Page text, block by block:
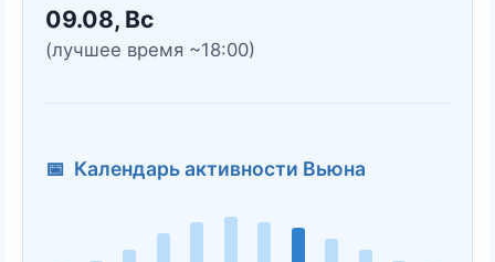
09.08, Вс
(лучшее время ~18:00)
📅 Календарь активности Вьюна